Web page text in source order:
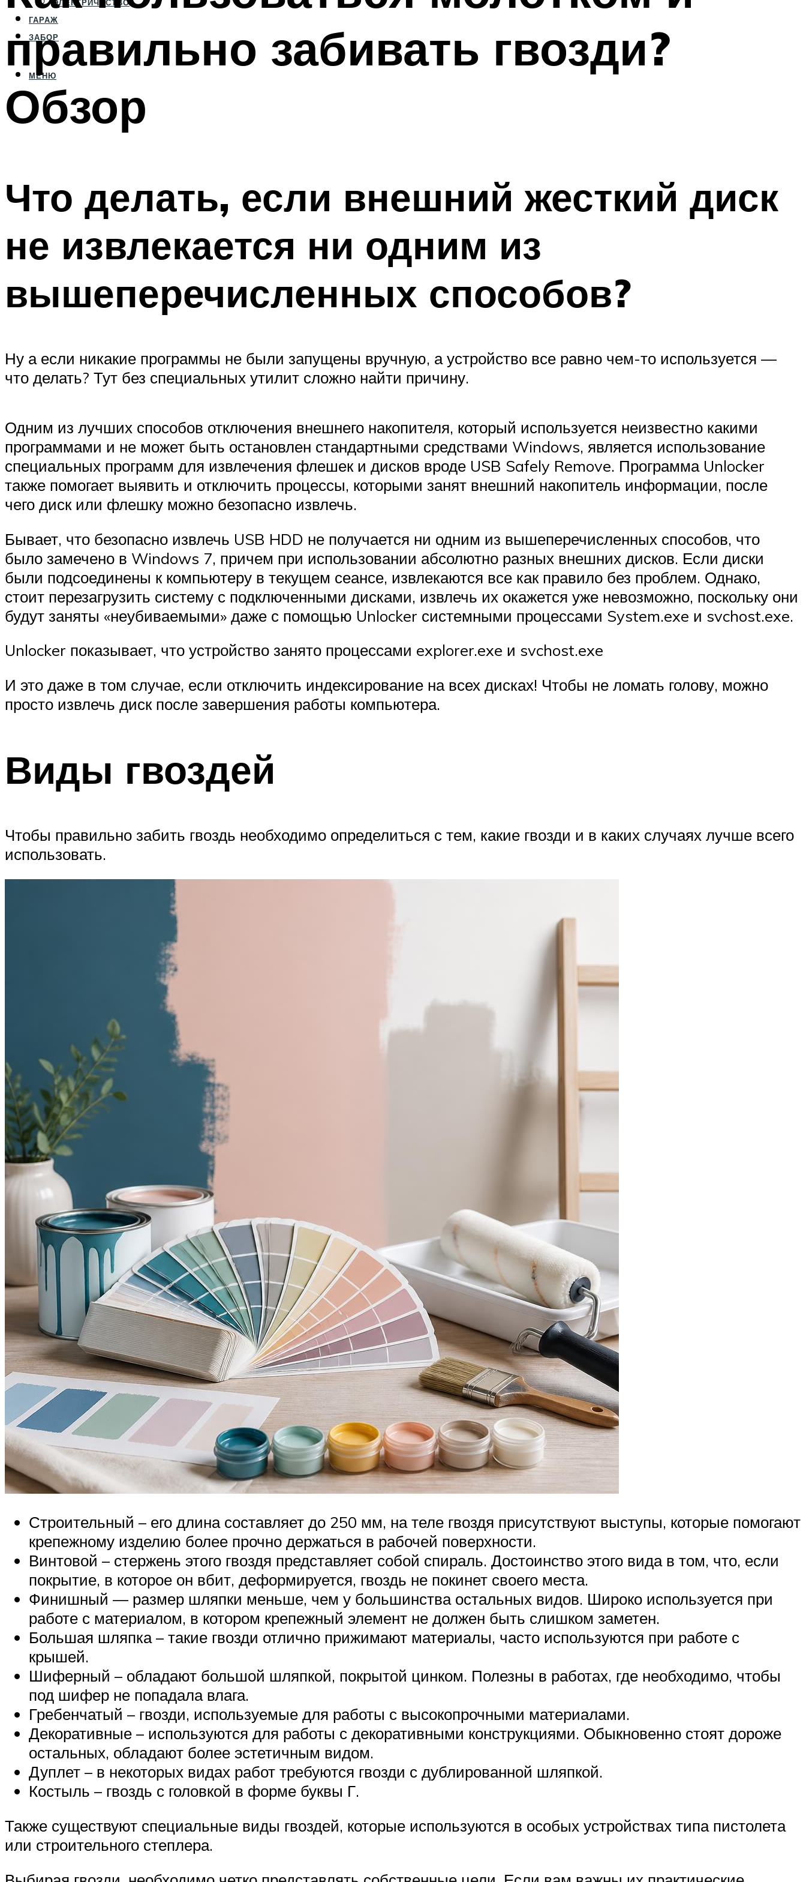
ЭЛЕКТРИЧЕСТВО
ГАРАЖ
ЗАБОР
МЕНЮ
правильно забивать гвозди?
Обзор
Что делать, если внешний жесткий диск
не извлекается ни одним из
вышеперечисленных способов?
Ну а если никакие программы не были запущены вручную, а устройство все равно чем-то используется —
что делать? Тут без специальных утилит сложно найти причину.
Одним из лучших способов отключения внешнего накопителя, который используется неизвестно какими
программами и не может быть остановлен стандартными средствами Windows, является использование
специальных программ для извлечения флешек и дисков вроде USB Safely Remove. Программа Unlocker
также помогает выявить и отключить процессы, которыми занят внешний накопитель информации, после
чего диск или флешку можно безопасно извлечь.
Бывает, что безопасно извлечь USB HDD не получается ни одним из вышеперечисленных способов, что
было замечено в Windows 7, причем при использовании абсолютно разных внешних дисков. Если диски
были подсоединены к компьютеру в текущем сеансе, извлекаются все как правило без проблем. Однако,
стоит перезагрузить систему с подключенными дисками, извлечь их окажется уже невозможно, поскольку они
будут заняты «неубиваемыми» даже с помощью Unlocker системными процессами System.exe и svchost.exe.
Unlocker показывает, что устройство занято процессами explorer.exe и svchost.exe
И это даже в том случае, если отключить индексирование на всех дисках! Чтобы не ломать голову, можно
просто извлечь диск после завершения работы компьютера.
Виды гвоздей
Чтобы правильно забить гвоздь необходимо определиться с тем, какие гвозди и в каких случаях лучше всего
использовать.
Строительный – его длина составляет до 250 мм, на теле гвоздя присутствуют выступы, которые помогают
крепежному изделию более прочно держаться в рабочей поверхности.
Винтовой – стержень этого гвоздя представляет собой спираль. Достоинство этого вида в том, что, если
покрытие, в которое он вбит, деформируется, гвоздь не покинет своего места.
Финишный — размер шляпки меньше, чем у большинства остальных видов. Широко используется при
работе с материалом, в котором крепежный элемент не должен быть слишком заметен.
Большая шляпка – такие гвозди отлично прижимают материалы, часто используются при работе с
крышей.
Шиферный – обладают большой шляпкой, покрытой цинком. Полезны в работах, где необходимо, чтобы
под шифер не попадала влага.
Гребенчатый – гвозди, используемые для работы с высокопрочными материалами.
Декоративные – используются для работы с декоративными конструкциями. Обыкновенно стоят дороже
остальных, обладают более эстетичным видом.
Дуплет – в некоторых видах работ требуются гвозди с дублированной шляпкой.
Костыль – гвоздь с головкой в форме буквы Г.
Также существуют специальные виды гвоздей, которые используются в особых устройствах типа пистолета
или строительного степлера.